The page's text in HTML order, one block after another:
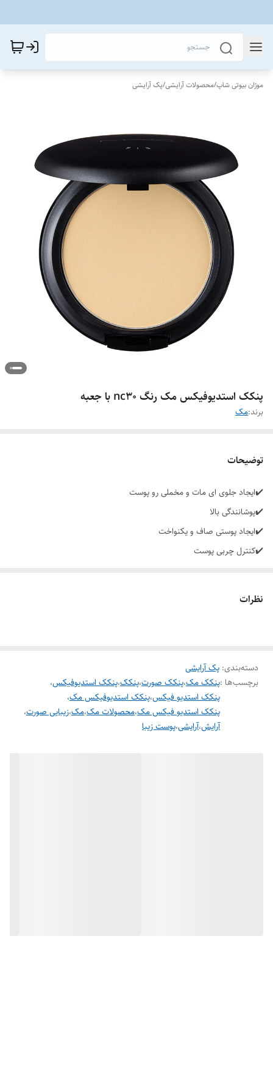
موژان بیوتی شاپ/محصولات آرایشی/پک آرایشی
پنکک استدیوفیکس مک رنگ nc30 با جعبه
برند:مک
توضیحات
✔️ایجاد جلوی ای مات و مخملی رو پوست
✔️پوشانندگی بالا
✔️ایجاد پوستی صاف و یکنواخت
✔️کنترل چربی پوست
✔️مناسب انواع پوست حتی پوست چرب
نظرات
دسته‌بندی: پک آرایشی
برچسب‌ها :پنکک مک،پنکک صورت،پنکک،پنکک استدیوفیکس،
پنکک استدیو فیکس،پنکک استدیوفیکس مک،
پنکک استدیو فیکس مک،محصولات مک،مک،زیبایی صورت،
آرایش،آرایشی،پوست زیبا